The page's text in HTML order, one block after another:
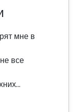
мне в
все